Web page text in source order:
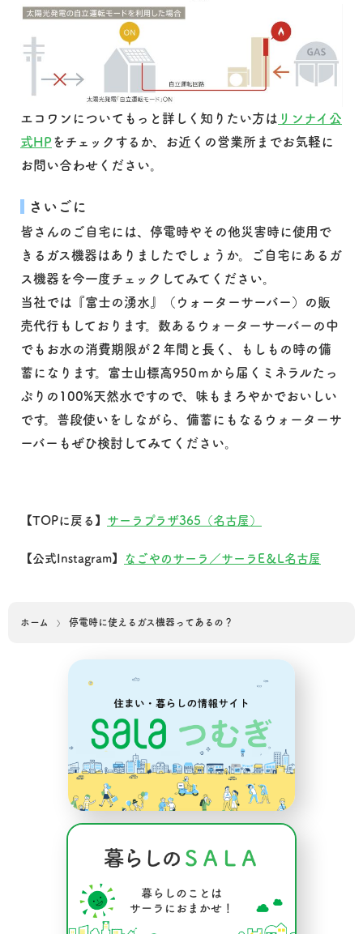
エコワンについてもっと詳しく知りたい方は リンナイ公
式HPをチェックするか、お近くの営業所までお気軽に
お問い合わせください。
さいごに
皆さんのご自宅には、停電時やその他災害時に使用で
きるガス機器はありましたでしょうか。ご自宅にあるガ
ス機器を今一度チェックしてみてください。
当社では『富士の湧水』（ウォーターサーバー）の販
売代行もしております。数あるウォーターサーバーの中
でもお水の消費期限が２年間と長く、もしもの時の備
蓄になります。富士山標高950ｍから届くミネラルたっ
ぷりの100%天然水ですので、味もまろやかでおいしい
です。普段使いをしながら、備蓄にもなるウォーターサ
ーバーもぜひ検討してみてください。
【TOPに戻る】 サーラプラザ365（名古屋）
【公式Instagram】 なごやのサーラ／サーラE＆L名古屋
ホーム 停電時に使えるガス機器ってあるの？